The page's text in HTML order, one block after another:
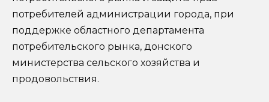
потребителей администрации города, при
поддержке областного департамента
потребительского рынка, донского
министерства сельского хозяйства и
продовольствия.